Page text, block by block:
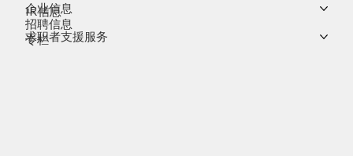
企业信息
IR信息
招聘信息
求职者支援服务
专栏